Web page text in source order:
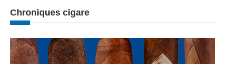
Chroniques cigare